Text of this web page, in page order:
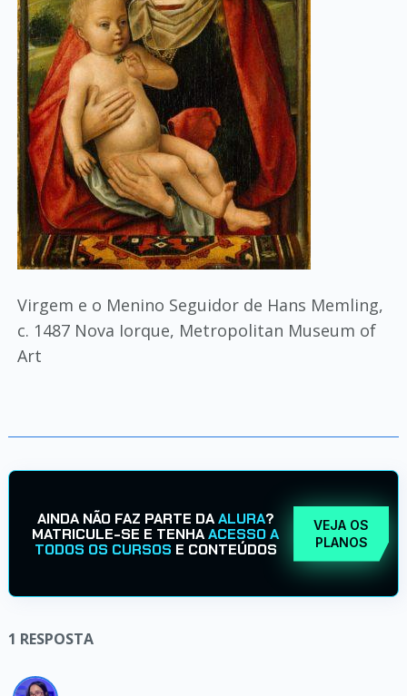
Virgem e o Menino Seguidor de Hans Memling,
c. 1487 Nova Iorque, Metropolitan Museum of
Art
AINDA NÃO FAZ PARTE DAALURA?
MATRICULE-SE E TENHAACESSO A
TODOS OS CURSOS E CONTEÚDOS
VEJA OS
PLANOS
1 RESPOSTA